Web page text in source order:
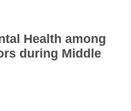
Health among
during Middle